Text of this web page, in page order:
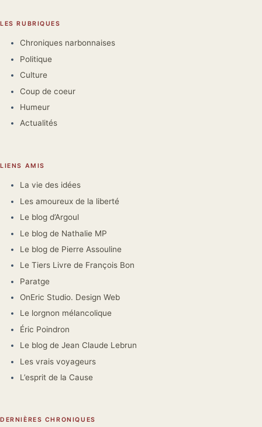
LES RUBRIQUES
Chroniques narbonnaises
Politique
Culture
Coup de coeur
Humeur
Actualités
LIENS AMIS
La vie des idées
Les amoureux de la liberté
Le blog d’Argoul
Le blog de Nathalie MP
Le blog de Pierre Assouline
Le Tiers Livre de François Bon
Paratge
OnEric Studio. Design Web
Le lorgnon mélancolique
Éric Poindron
Le blog de Jean Claude Lebrun
Les vrais voyageurs
L’esprit de la Cause
DERNIÈRES CHRONIQUES